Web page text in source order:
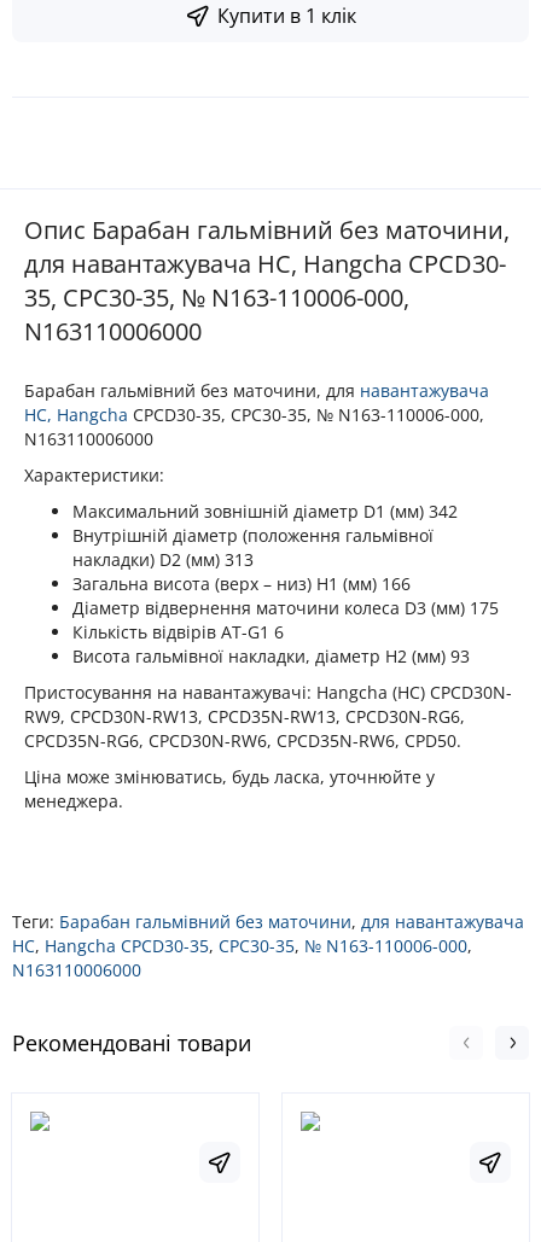
Купити в 1 клік
Опис Барабан гальмівний без маточини,
для навантажувача HC, Hangcha CPCD30-
35, CPC30-35, № N163-110006-000,
N163110006000
Барабан гальмівний без маточини, для навантажувача
HC, Hangcha CPCD30-35, CPC30-35, № N163-110006-000,
N163110006000
Характеристики:
Максимальний зовнішній діаметр D1 (мм) 342
Внутрішній діаметр (положення гальмівної
накладки) D2 (мм) 313
Загальна висота (верх – низ) H1 (мм) 166
Діаметр відвернення маточини колеса D3 (мм) 175
Кількість відвірів AT-G1 6
Висота гальмівної накладки, діаметр H2 (мм) 93
Пристосування на навантажувачі: Hangcha (HC) CPCD30N-
RW9, CPCD30N-RW13, CPCD35N-RW13, CPCD30N-RG6,
CPCD35N-RG6, CPCD30N-RW6, CPCD35N-RW6, CPD50.
Ціна може змінюватись, будь ласка, уточнюйте у
менеджера.
Теги: Барабан гальмівний без маточини, для навантажувача
HC, Hangcha CPCD30-35, CPC30-35, № N163-110006-000,
N163110006000
Рекомендовані товари